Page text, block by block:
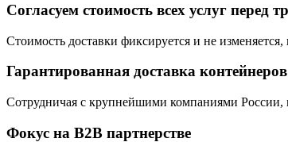
Согласуем стоимость всех услуг перед
Стоимость доставки фиксируется и не
Гарантированная доставка
Сотрудничая с крупнейшими компаниями России,
Фокус на B2B партнерстве